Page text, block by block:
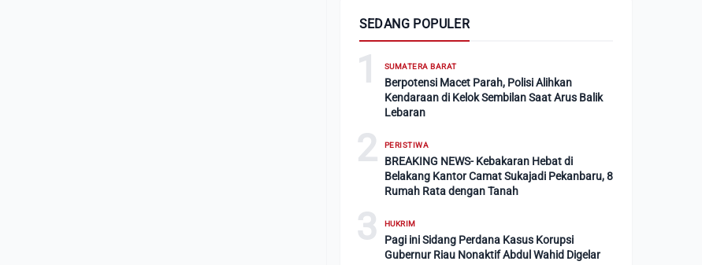
SEDANG POPULER
1 SUMATERA BARAT
Berpotensi Macet Parah, Polisi Alihkan
Kendaraan di Kelok Sembilan Saat Arus Balik
Lebaran
2 PERISTIWA
BREAKING NEWS- Kebakaran Hebat di
Belakang Kantor Camat Sukajadi Pekanbaru, 8
Rumah Rata dengan Tanah
3 HUKRIM
Pagi ini Sidang Perdana Kasus Korupsi
Gubernur Riau Nonaktif Abdul Wahid Digelar